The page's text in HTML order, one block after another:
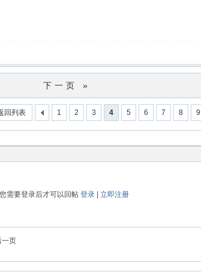
下一页 »
1 2 3 4 5 6 7 8 9
回列表
您需要登录后才可以回帖 登录| 立即注册
一页